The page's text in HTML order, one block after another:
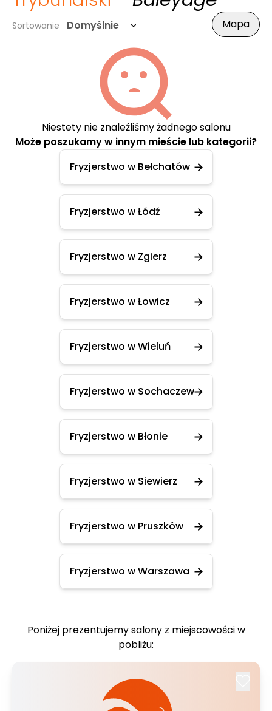
Sortowanie Domyślnie Mapa
Niestety nie znaleźliśmy żadnego salonu
Może poszukamy w innym mieście lub kategorii?
Fryzjerstwo w Bełchatów
Fryzjerstwo w Łódź
Fryzjerstwo w Zgierz
Fryzjerstwo w Łowicz
Fryzjerstwo w Wieluń
Fryzjerstwo w Sochaczew
Fryzjerstwo w Błonie
Fryzjerstwo w Siewierz
Fryzjerstwo w Pruszków
Fryzjerstwo w Warszawa
Poniżej prezentujemy salony z miejscowości w
pobliżu: